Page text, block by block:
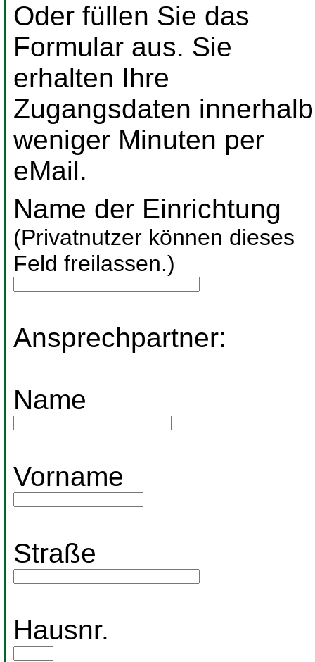
Oder füllen Sie das
Formular aus. Sie
erhalten Ihre
Zugangsdaten innerhalb
weniger Minuten per
eMail.
Name der Einrichtung
(Privatnutzer können dieses
Feld freilassen.)
Ansprechpartner:
Name
Vorname
Straße
Hausnr.